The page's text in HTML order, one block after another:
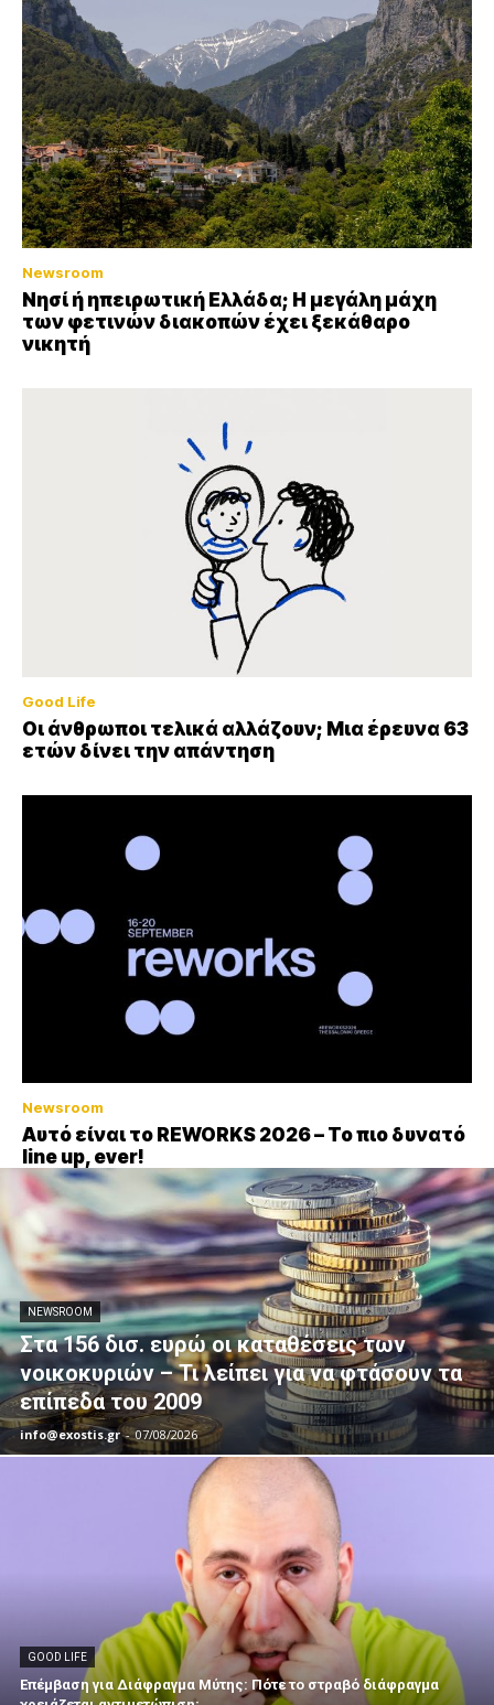
Newsroom
Νησί ή ηπειρωτική Ελλάδα; Η μεγάλη μάχη
των φετινών διακοπών έχει ξεκάθαρο
νικητή
Good Life
Οι άνθρωποι τελικά αλλάζουν; Μια έρευνα 63
ετών δίνει την απάντηση
Newsroom
Αυτό είναι το REWORKS 2026 – Το πιο δυνατό
line up, ever!
NEWSROOM
Στα 156 δισ. ευρώ οι καταθέσεις των
νοικοκυριών – Τι λείπει για να φτάσουν τα
επίπεδα του 2009
info@exostis.gr - 07/08/2026
GOOD LIFE
Επέμβαση για Διάφραγμα Μύτης: Πότε το στραβό διάφραγμα